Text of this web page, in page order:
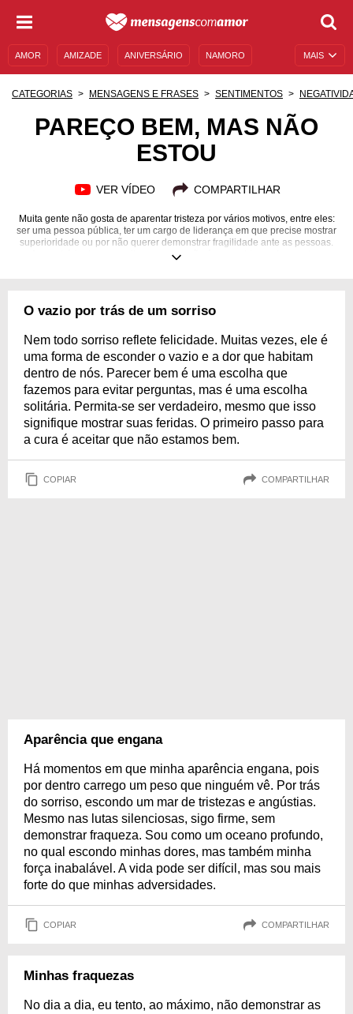
MAIS
AMOR AMIZADE ANIVERSÁRIO NAMORO
MENSAGENS DE ANIVERSÁRIO
CATEGORIAS MENSAGENS E FRASES SENTIMENTOS
PAREÇO BEM, MAS NÃO
ESTOU
VER VÍDEO COMPARTILHAR
Muita gente não gosta de aparentar tristeza por vários motivos, entre eles:
ser uma pessoa pública, ter um cargo de liderança em que precise mostrar
superioridade ou por não querer demonstrar fragilidade ante as pessoas.
Ao contrário do que muitos pensam, não é um problema demonstrar
mas utilize-o como pilar para se reerguer. Utilize nossas mensagens de
O vazio por trás de um sorriso
Nem todo sorriso reflete felicidade. Muitas vezes, ele é
uma forma de esconder o vazio e a dor que habitam
dentro de nós. Parecer bem é uma escolha que
fazemos para evitar perguntas, mas é uma escolha
solitária. Permita-se ser verdadeiro, mesmo que isso
signifique mostrar suas feridas. O primeiro passo para
a cura é aceitar que não estamos bem.
COPIAR COMPARTILHAR
Aparência que engana
Há momentos em que minha aparência engana, pois
por dentro carrego um peso que ninguém vê. Por trás
do sorriso, escondo um mar de tristezas e angústias.
Mesmo nas lutas silenciosas, sigo firme, sem
demonstrar fraqueza. Sou como um oceano profundo,
no qual escondo minhas dores, mas também minha
força inabalável. A vida pode ser difícil, mas sou mais
forte do que minhas adversidades.
COPIAR COMPARTILHAR
Minhas fraquezas
No dia a dia, eu tento, ao máximo, não demonstrar as